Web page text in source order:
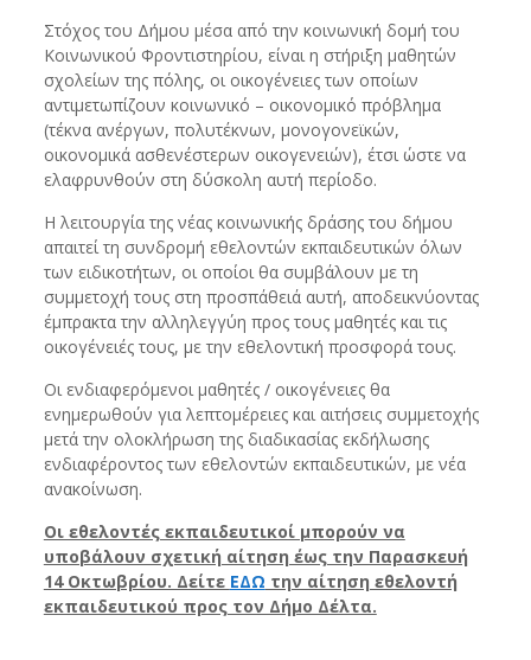
Στόχος του Δήμου μέσα από την κοινωνική δομή του
Κοινωνικού Φροντιστηρίου, είναι η στήριξη μαθητών
σχολείων της πόλης, οι οικογένειες των οποίων
αντιμετωπίζουν κοινωνικό – οικονομικό πρόβλημα
(τέκνα ανέργων, πολυτέκνων, μονογονεϊκών,
οικονομικά ασθενέστερων οικογενειών), έτσι ώστε να
ελαφρυνθούν στη δύσκολη αυτή περίοδο.
Η λειτουργία της νέας κοινωνικής δράσης του δήμου
απαιτεί τη συνδρομή εθελοντών εκπαιδευτικών όλων
των ειδικοτήτων, οι οποίοι θα συμβάλουν με τη
συμμετοχή τους στη προσπάθειά αυτή, αποδεικνύοντας
έμπρακτα την αλληλεγγύη προς τους μαθητές και τις
οικογένειές τους, με την εθελοντική προσφορά τους.
Οι ενδιαφερόμενοι μαθητές / οικογένειες θα
ενημερωθούν για λεπτομέρειες και αιτήσεις συμμετοχής
μετά την ολοκλήρωση της διαδικασίας εκδήλωσης
ενδιαφέροντος των εθελοντών εκπαιδευτικών, με νέα
ανακοίνωση.
Οι εθελοντές εκπαιδευτικοί μπορούν να
υποβάλουν σχετική αίτηση έως την Παρασκευή
14 Οκτωβρίου. Δείτε ΕΔΩ την αίτηση εθελοντή
εκπαιδευτικού προς τον Δήμο Δέλτα.